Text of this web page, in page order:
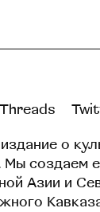
Threads
о
создаем
Азии и